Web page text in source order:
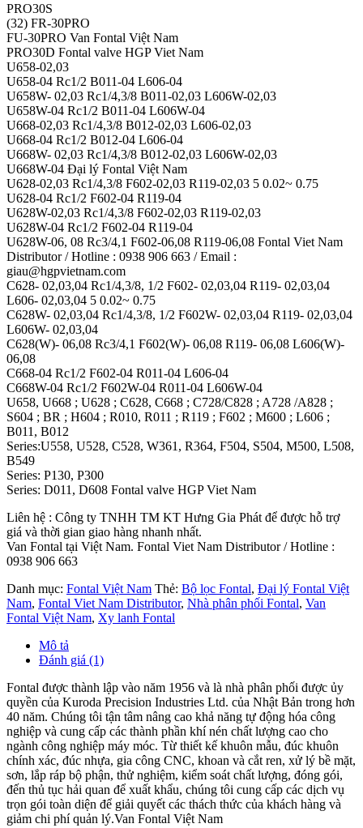
PRO30S
(32) FR-30PRO
FU-30PRO Van Fontal Việt Nam
PRO30D Fontal valve HGP Viet Nam
U658-02,03
U658-04 Rc1/2 B011-04 L606-04
U658W- 02,03 Rc1/4,3/8 B011-02,03 L606W-02,03
U658W-04 Rc1/2 B011-04 L606W-04
U668-02,03 Rc1/4,3/8 B012-02,03 L606-02,03
U668-04 Rc1/2 B012-04 L606-04
U668W- 02,03 Rc1/4,3/8 B012-02,03 L606W-02,03
U668W-04 Đại lý Fontal Việt Nam
U628-02,03 Rc1/4,3/8 F602-02,03 R119-02,03 5 0.02~ 0.75
U628-04 Rc1/2 F602-04 R119-04
U628W-02,03 Rc1/4,3/8 F602-02,03 R119-02,03
U628W-04 Rc1/2 F602-04 R119-04
U628W-06, 08 Rc3/4,1 F602-06,08 R119-06,08 Fontal Viet Nam
Distributor / Hotline : 0938 906 663 / Email :
giau@hgpvietnam.com
C628- 02,03,04 Rc1/4,3/8, 1/2 F602- 02,03,04 R119- 02,03,04
L606- 02,03,04 5 0.02~ 0.75
C628W- 02,03,04 Rc1/4,3/8, 1/2 F602W- 02,03,04 R119- 02,03,04
L606W- 02,03,04
C628(W)- 06,08 Rc3/4,1 F602(W)- 06,08 R119- 06,08 L606(W)-
06,08
C668-04 Rc1/2 F602-04 R011-04 L606-04
C668W-04 Rc1/2 F602W-04 R011-04 L606W-04
U658, U668 ; U628 ; C628, C668 ; C728/C828 ; A728 /A828 ;
S604 ; BR ; H604 ; R010, R011 ; R119 ; F602 ; M600 ; L606 ;
B011, B012
Series:U558, U528, C528, W361, R364, F504, S504, M500, L508,
B549
Series: P130, P300
Series: D011, D608 Fontal valve HGP Viet Nam
Liên hệ : Công ty TNHH TM KT Hưng Gia Phát để được hỗ trợ
giá và thời gian giao hàng nhanh nhất.
Van Fontal tại Việt Nam. Fontal Viet Nam Distributor / Hotline :
0938 906 663
Danh mục: Fontal Việt Nam Thẻ: Bộ lọc Fontal, Đại lý Fontal Việt
Nam, Fontal Viet Nam Distributor, Nhà phân phối Fontal, Van
Fontal Việt Nam, Xy lanh Fontal
Mô tả
Đánh giá (1)
Fontal được thành lập vào năm 1956 và là nhà phân phối được ủy
quyền của Kuroda Precision Industries Ltd. của Nhật Bản trong hơn
40 năm. Chúng tôi tận tâm nâng cao khả năng tự động hóa công
nghiệp và cung cấp các thành phần khí nén chất lượng cao cho
ngành công nghiệp máy móc. Từ thiết kế khuôn mẫu, đúc khuôn
chính xác, đúc nhựa, gia công CNC, khoan và cắt ren, xử lý bề mặt,
sơn, lắp ráp bộ phận, thử nghiệm, kiểm soát chất lượng, đóng gói,
đến thủ tục hải quan để xuất khẩu, chúng tôi cung cấp các dịch vụ
trọn gói toàn diện để giải quyết các thách thức của khách hàng và
giảm chi phí quản lý.Van Fontal Việt Nam